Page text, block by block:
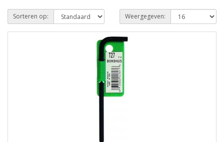
Sorteren op: Weergegeven: